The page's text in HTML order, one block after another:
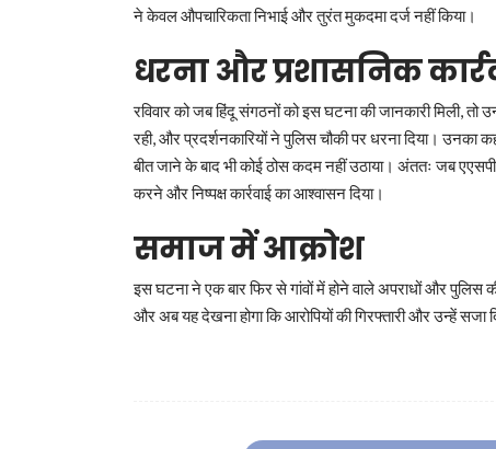
ने केवल औपचारिकता निभाई और तुरंत मुकदमा दर्ज नहीं किया।
धरना और प्रशासनिक
रविवार को जब हिंदू संगठनों को इस घटना की जानकारी मिली, तो
रही, और प्रदर्शनकारियों ने पुलिस चौकी पर धरना दिया।
बीत जाने के बाद भी कोई ठोस कदम नहीं उठाया। अंततः जब
करने और निष्पक्ष कार्रवाई का आश्वासन दिया।
समाज में आक्रोश
इस घटना ने एक बार फिर से गांवों में होने वाले अपराधों और
और अब यह देखना होगा कि आरोपियों की गिरफ्तारी और उन्हें